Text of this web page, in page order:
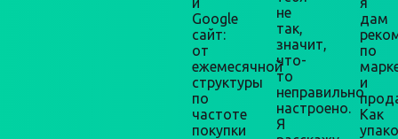
Google
сайт:
от
ежемесячной
структуры
по
частоте
покупки
не
так,
значит,
что-
то
неправильно
настроено.
Я
дам
по
и
Как